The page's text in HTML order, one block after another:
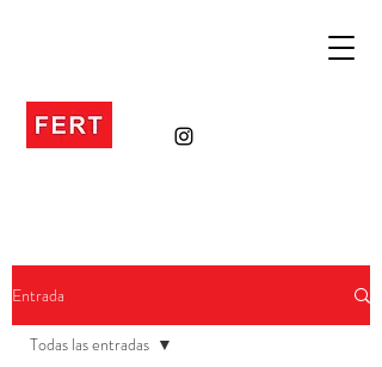
Entrada
Todas las entradas